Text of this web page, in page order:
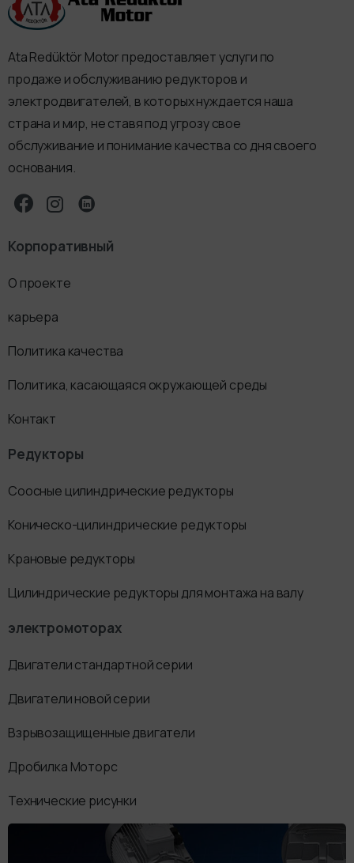
Ata Redüktör Motor предоставляет услуги по
продаже и обслуживанию редукторов и
электродвигателей, в которых нуждается наша
страна и мир, не ставя под угрозу свое
обслуживание и понимание качества со дня своего
основания.
Корпоративный
О проекте
карьера
Политика качества
Политика, касающаяся окружающей среды
Контакт
Редукторы
Соосные цилиндрические редукторы
Коническо-цилиндрические редукторы
Крановые редукторы
Цилиндрические редукторы для монтажа на валу
электромоторах
Двигатели стандартной серии
Двигатели новой серии
Взрывозащищенные двигатели
Дробилка Моторс
Технические рисунки